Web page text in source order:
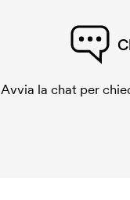
Avvia la chat per